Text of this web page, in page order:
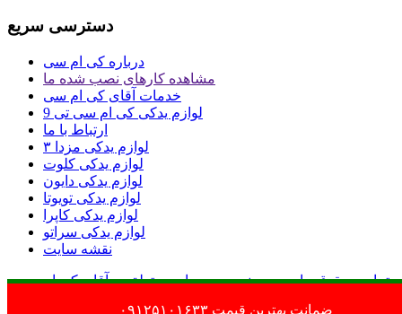
دسترسی سریع
درباره کی ام سی
مشاهده کارهای نصب شده ما
خدمات آقای کی ام سی
لوازم یدکی کی ام سی تی 9
ارتباط با ما
لوازم یدکی مزدا ۳
لوازم یدکی کلوت
لوازم یدکی دایون
لوازم یدکی تویوتا
لوازم یدکی کاپرا
لوازم یدکی سراتو
نقشه سایت
تمامی حقوق مادی و معنوی وب سایت متعلق به آقای کی ام
۰۹۱۲۵۱۰۱۶۳۳ ضمانت بهترین قیمت